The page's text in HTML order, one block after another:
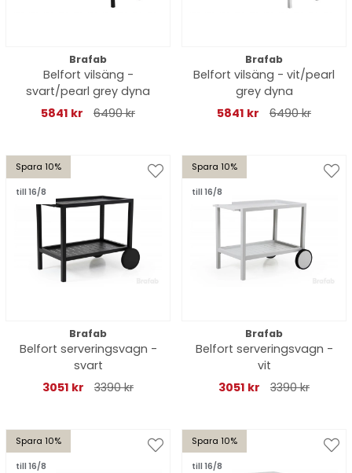
Brafab
Belfort vilsäng -
svart/pearl grey dyna
5841 kr
6490 kr
Brafab
Belfort vilsäng - vit/pearl
grey dyna
5841 kr
6490 kr
Spara 10%
till 16/8
Brafab
Belfort serveringsvagn -
svart
3051 kr
3390 kr
Spara 10%
till 16/8
Brafab
Belfort serveringsvagn -
vit
3051 kr
3390 kr
Spara 10%
till 16/8
Spara 10%
till 16/8